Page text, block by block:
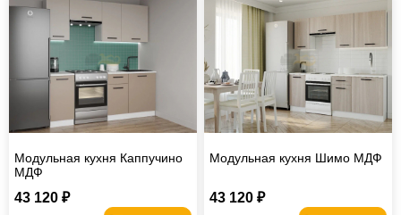
Модульная кухня Каппучино
МДФ
43 120 ₽
Модульная кухня Шимо МДФ
43 120 ₽